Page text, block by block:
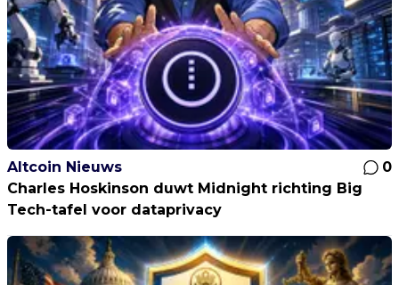
Altcoin Nieuws
0
Charles Hoskinson duwt Midnight richting Big
Tech-tafel voor dataprivacy